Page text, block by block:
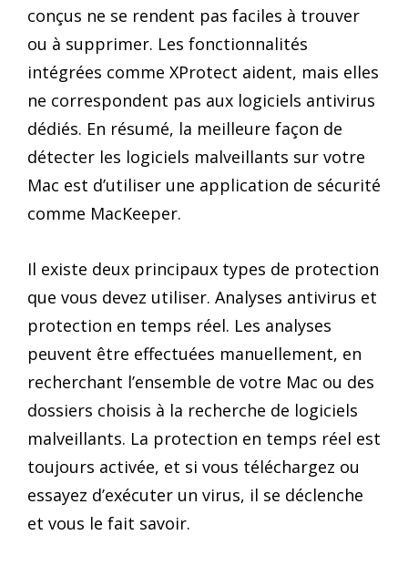
conçus ne se rendent pas faciles à trouver
ou à supprimer. Les fonctionnalités
intégrées comme XProtect aident, mais elles
ne correspondent pas aux logiciels antivirus
dédiés. En résumé, la meilleure façon de
détecter les logiciels malveillants sur votre
Mac est d’utiliser une application de sécurité
comme MacKeeper.
Il existe deux principaux types de protection
que vous devez utiliser. Analyses antivirus et
protection en temps réel. Les analyses
peuvent être effectuées manuellement, en
recherchant l’ensemble de votre Mac ou des
dossiers choisis à la recherche de logiciels
malveillants. La protection en temps réel est
toujours activée, et si vous téléchargez ou
essayez d’exécuter un virus, il se déclenche
et vous le fait savoir.